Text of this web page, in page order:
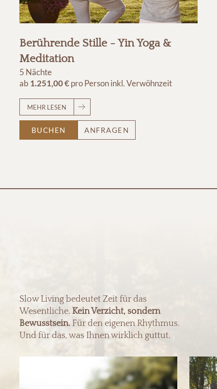
Berührende Stille - Yin Yoga &
Meditation
5 Nächte
ab 1.251,00 €pro Personinkl. Verwöhnzeit
MEHR LESEN
BUCHEN ANFRAGEN
Slow Living bedeutet Zeit für das
Wesentliche. Kein Verzicht, sondern
Bewusstsein. Für den eigenen Rhythmus.
Und für das, was Ihnen wirklich guttut.